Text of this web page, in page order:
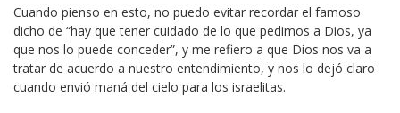
Cuando pienso en esto, no puedo evitar recordar el famoso
dicho de “hay que tener cuidado de lo que pedimos a Dios, ya
que nos lo puede conceder”, y me refiero a que Dios nos va a
tratar de acuerdo a nuestro entendimiento, y nos lo dejó claro
cuando envió maná del cielo para los israelitas.